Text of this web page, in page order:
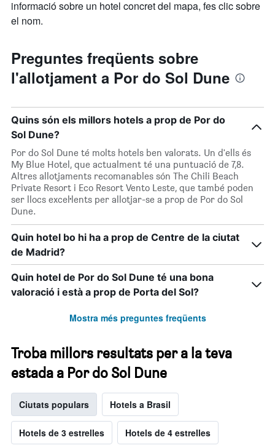
informació sobre un hotel concret del mapa, fes clic sobre
el nom.
Preguntes freqüents sobre
l'allotjament a Por do Sol Dune
Quins són els millors hotels a prop de Por do
Sol Dune?
Por do Sol Dune té molts hotels ben valorats. Un d'ells és
My Blue Hotel, que actualment té una puntuació de 7,8.
Altres allotjaments recomanables són The Chili Beach
Private Resort i Eco Resort Vento Leste, que també poden
ser llocs excel·lents per allotjar-se a prop de Por do Sol
Dune.
Quin hotel bo hi ha a prop de Centre de la ciutat
de Madrid?
Quin hotel de Por do Sol Dune té una bona
valoració i està a prop de Porta del Sol?
Mostra més preguntes freqüents
Troba millors resultats per a la teva
estada a Por do Sol Dune
Ciutats populars Hotels a Brasil
Hotels de 3 estrelles Hotels de 4 estrelles